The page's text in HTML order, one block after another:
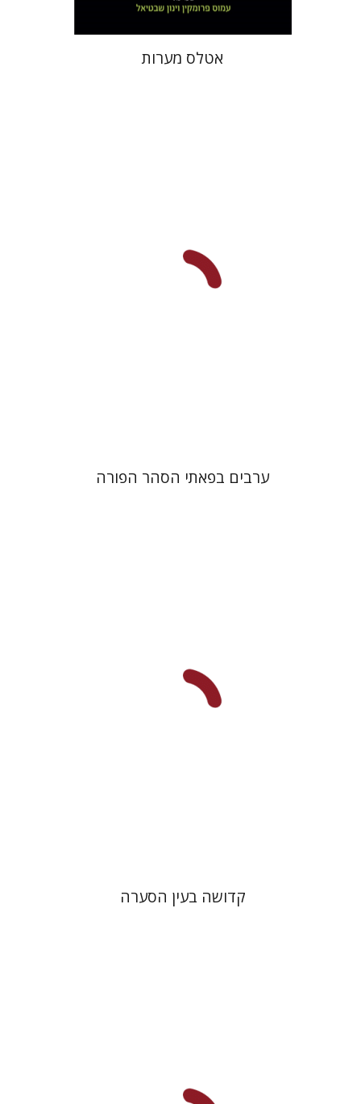
אטלס מערות
ערבים בפאתי הסהר הפורה
קדושה בעין הסערה